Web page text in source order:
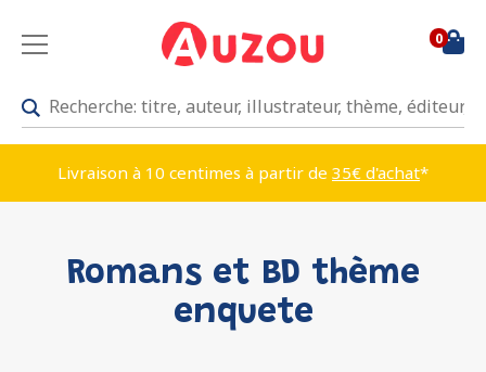
0
Livraison à 10 centimes à partir de 35€ d'achat*
Romans et BD thème
enquete